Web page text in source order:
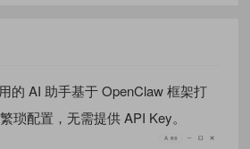
的 AI 助手基于 OpenClaw 框架打
琐配置，无需提供 API Key。